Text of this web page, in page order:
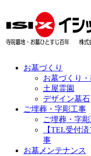
お墓づくり
お墓づくり
土屋霊園
デザイン墓石
ご埋葬・字彫工事
ご埋葬・字
【TEL受付
事
お墓メンテナンス